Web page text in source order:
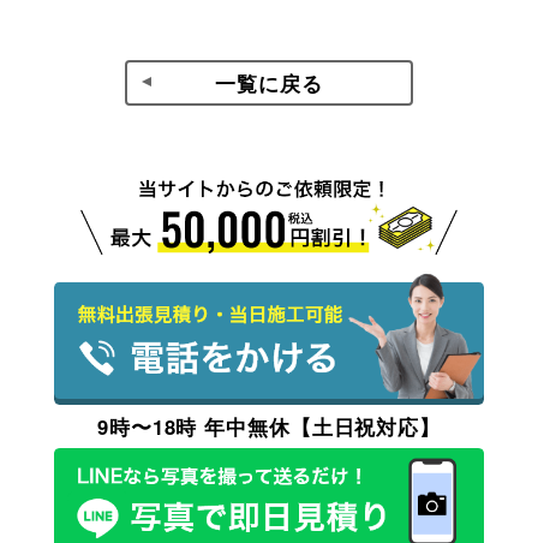
一覧に戻る
9時〜18時 年中無休【土日祝対応】